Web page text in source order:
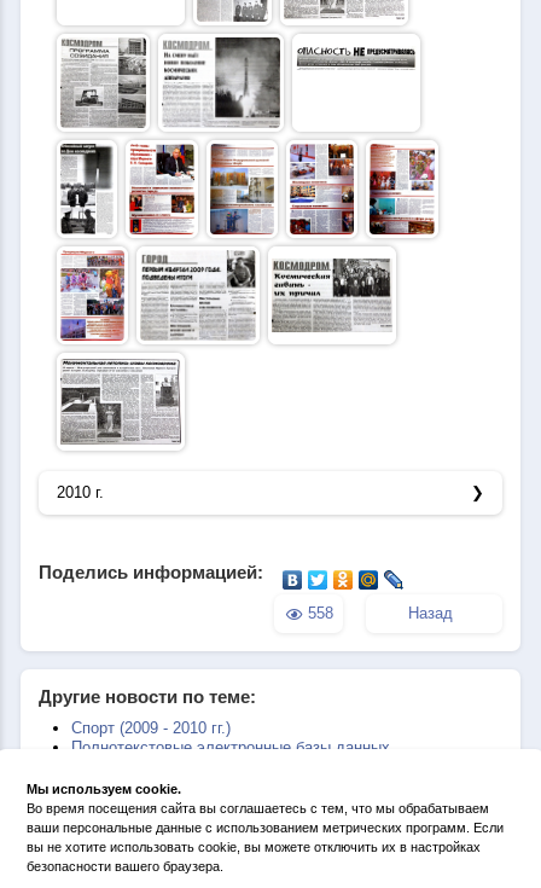
2010 г.
558 Назад
Поделись информацией:
Другие новости по теме:
Спорт (2009 - 2010 гг.)
Полнотекстовые электронные базы данных
2008 гг.)
История космодрома «Плесецк» и города Мирного (1991 -
2001 гг.)
Космодром "Плесецк". От былых времен до наших дней.
2000-2010
Мы используем cookie.
Во время посещения сайта вы соглашаетесь с тем, что мы обрабатываем
ваши персональные данные с использованием метрических программ. Если
вы не хотите использовать cookie, вы можете отключить их в настройках
безопасности вашего браузера.